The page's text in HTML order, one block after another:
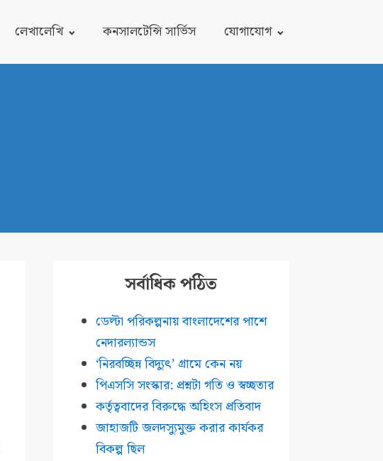
লেখালেখি কনসালটেন্সি সার্ভিস যোগাযোগ
সর্বাধিক পঠিত
ডেল্টা পরিকল্পনায় বাংলাদেশের পাশে
নেদারল্যান্ডস
‘নিরবচ্ছিন্ন বিদ্যুৎ’ গ্রামে কেন নয়
পিএসসি সংস্কার: প্রশ্নটা গতি ও স্বচ্ছতার
কর্তৃত্ববাদের বিরুদ্ধে অহিংস প্রতিবাদ
জাহাজটি জলদস্যুমুক্ত করার কার্যকর
বিকল্প ছিল